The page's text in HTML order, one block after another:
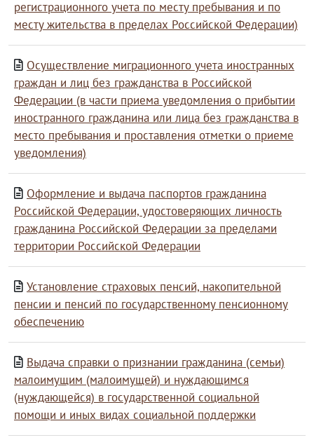
регистрационного учета по месту пребывания и по
месту жительства в пределах Российской Федерации)
Осуществление миграционного учета иностранных
граждан и лиц без гражданства в Российской
Федерации (в части приема уведомления о прибытии
иностранного гражданина или лица без гражданства в
место пребывания и проставления отметки о приеме
уведомления)
Оформление и выдача паспортов гражданина
Российской Федерации, удостоверяющих личность
гражданина Российской Федерации за пределами
территории Российской Федерации
Установление страховых пенсий, накопительной
пенсии и пенсий по государственному пенсионному
обеспечению
Выдача справки о признании гражданина (семьи)
малоимущим (малоимущей) и нуждающимся
(нуждающейся) в государственной социальной
помощи и иных видах социальной поддержки